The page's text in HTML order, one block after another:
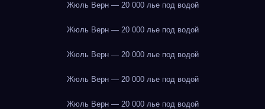
Жюль Верн — 20 000 лье под водой
Жюль Верн — 20 000 лье под водой
Жюль Верн — 20 000 лье под водой
Жюль Верн — 20 000 лье под водой
Жюль Верн — 20 000 лье под водой